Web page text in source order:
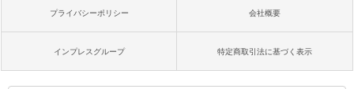
プライバシーポリシー 会社概要
インプレスグループ 特定商取引法に基づく表示